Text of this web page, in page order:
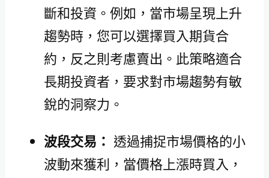
斷和投資。例如，當市場呈現上升
趨勢時，您可以選擇買入期貨合
約，反之則考慮賣出。此策略適合
長期投資者，要求對市場趨勢有敏
銳的洞察力。
波段交易： 透過捕捉市場價格的小
波動來獲利，當價格上漲時買入，